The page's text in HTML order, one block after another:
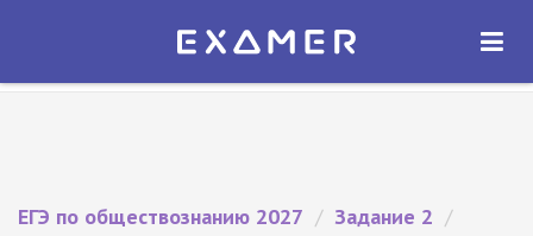
Экзамер — ЕГЭ 2027
ОТКРЫТЬ
ЕГЭ по обществознанию 2027 / Задание 2 /